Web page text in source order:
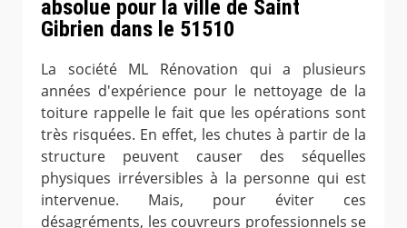
absolue pour la ville de Saint
Gibrien dans le 51510
La société ML Rénovation qui a plusieurs
années d'expérience pour le nettoyage de la
toiture rappelle le fait que les opérations sont
très risquées. En effet, les chutes à partir de la
structure peuvent causer des séquelles
physiques irréversibles à la personne qui est
intervenue. Mais, pour éviter ces
désagréments, les couvreurs professionnels se